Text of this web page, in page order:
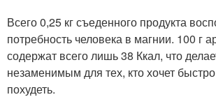
Всего 0,25 кг съеденного продукта
потребность человека в магнии. 100 г
содержат всего лишь 38 Ккал, что
незаменимым для тех, кто хочет
похудеть.